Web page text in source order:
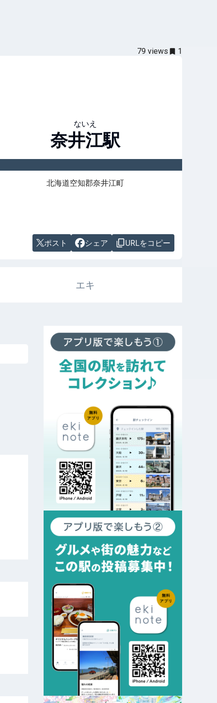
79 views 1
ないえ
奈井江駅
北海道空知郡奈井江町
ポスト シェア URLをコピー
エキ